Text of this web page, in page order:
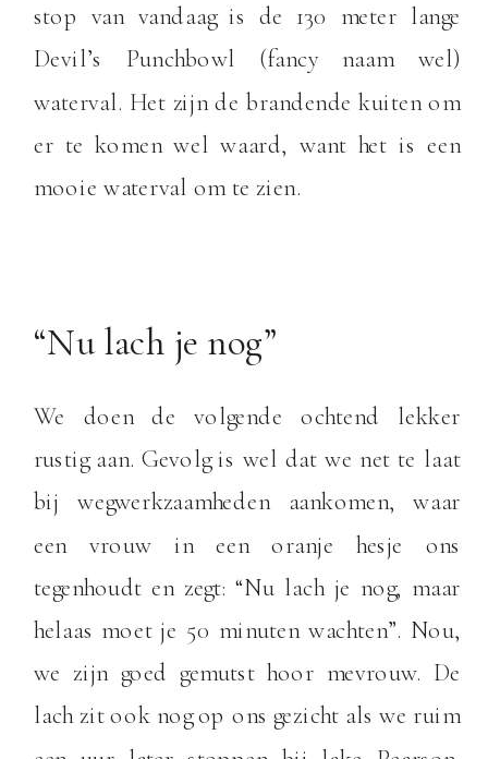
stop van vandaag is de 130 meter lange
Devil’s Punchbowl (fancy naam wel)
waterval. Het zijn de brandende kuiten om
er te komen wel waard, want het is een
mooie waterval om te zien.
“Nu lach je nog”
We doen de volgende ochtend lekker
rustig aan. Gevolg is wel dat we net te laat
bij wegwerkzaamheden aankomen, waar
een vrouw in een oranje hesje ons
tegenhoudt en zegt: “Nu lach je nog, maar
helaas moet je 50 minuten wachten”. Nou,
we zijn goed gemutst hoor mevrouw. De
lach zit ook nog op ons gezicht als we ruim